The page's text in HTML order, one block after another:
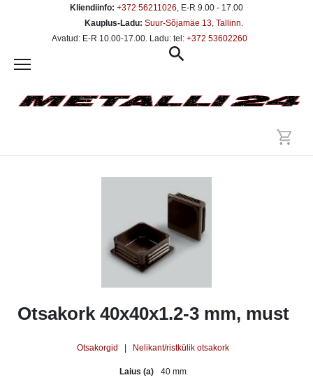
Kliendiinfo: +372 56211026, E-R 9.00 - 17.00
Kauplus-Ladu: Suur-Sõjamäe 13, Tallinn.
Avatud: E-R 10.00-17.00. Ladu: tel: +372 53602260
Otsakork 40x40x1.2-3 mm, must
Otsakorgid Nelikant/ristkülik otsakork
Laius (a)
40 mm